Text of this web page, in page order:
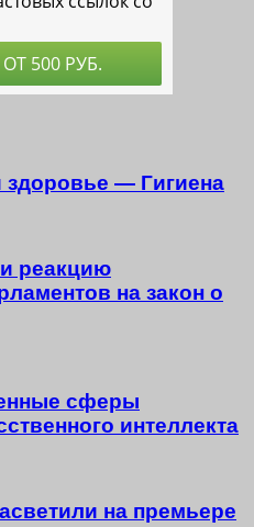
здоровье — Гигиена
реакцию
на закон о
сферы
интеллекта
на премьере